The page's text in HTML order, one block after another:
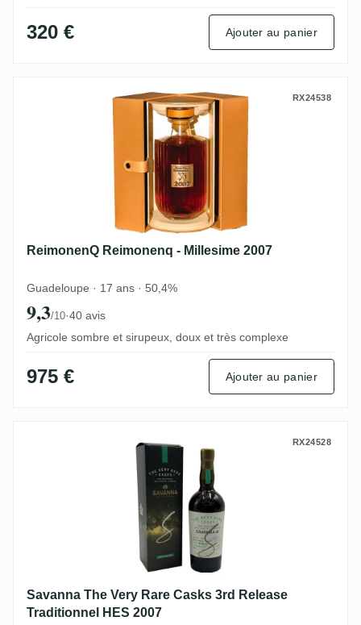
320 € Ajouter au panier
ReimonenQ Reimonenq - Millesime 2007
RX24538
ReimonenQ Reimonenq - Millesime 2007
Guadeloupe · 17 ans · 50,4%
9,3/10·40 avis
Agricole sombre et sirupeux, doux et très complexe
975 € Ajouter au panier
Savanna The Very Rare Casks 3rdRX24528
Savanna The Very Rare Casks 3rd Release
Traditionnel HES 2007